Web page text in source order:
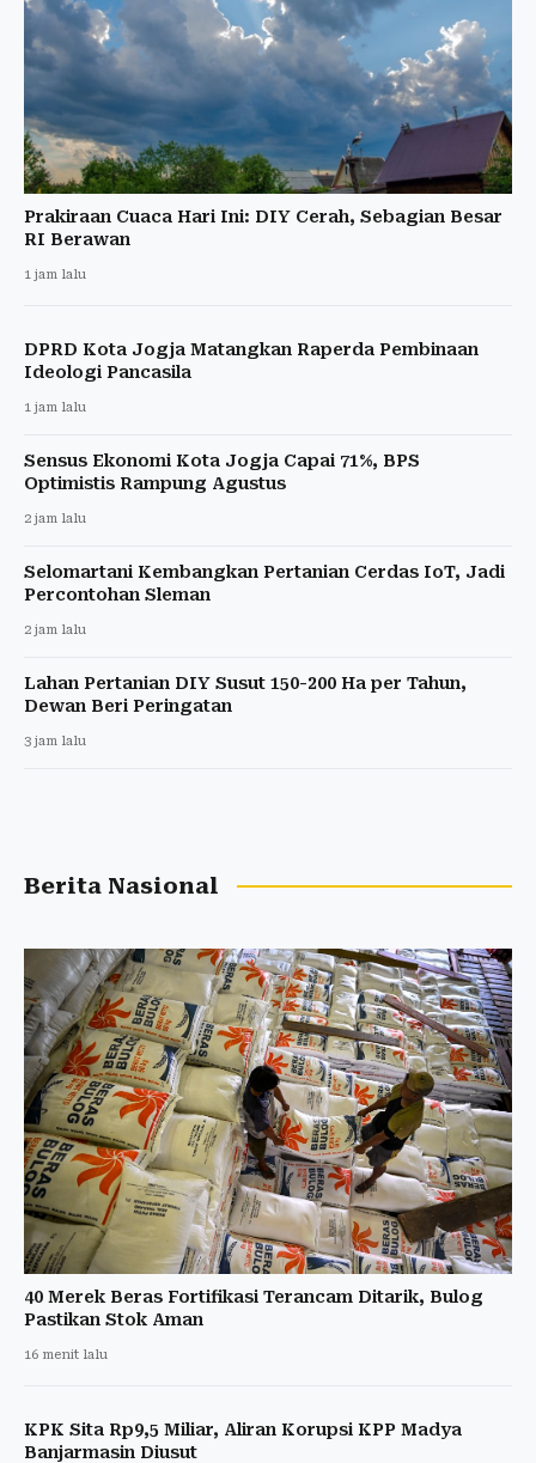
Prakiraan Cuaca Hari Ini: DIY Cerah, Sebagian Besar
RI Berawan
1 jam lalu
DPRD Kota Jogja Matangkan Raperda Pembinaan
Ideologi Pancasila
1 jam lalu
Sensus Ekonomi Kota Jogja Capai 71%, BPS
Optimistis Rampung Agustus
2 jam lalu
Selomartani Kembangkan Pertanian Cerdas IoT, Jadi
Percontohan Sleman
2 jam lalu
Lahan Pertanian DIY Susut 150-200 Ha per Tahun,
Dewan Beri Peringatan
3 jam lalu
Berita Nasional
40 Merek Beras Fortifikasi Terancam Ditarik, Bulog
Pastikan Stok Aman
16 menit lalu
KPK Sita Rp9,5 Miliar, Aliran Korupsi KPP Madya
Banjarmasin Diusut